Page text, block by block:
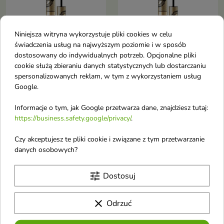
Eveline Variete
Wodoodporny Eyeliner
Błyszczący eyeliner dla osób
pełnych energii!
Eveline Variete
Błyszczący eyeliner dla osób
pełnych energii
Niniejsza witryna wykorzystuje pliki cookies w celu
świadczenia usług na najwyższym poziomie i w sposób
dostosowany do indywidualnych potrzeb. Opcjonalne pliki
cookie służą zbieraniu danych statystycznych lub dostarczaniu
spersonalizowanych reklam, w tym z wykorzystaniem usług
Google.
Informacje o tym, jak Google przetwarza dane, znajdziesz tutaj:
https://business.safety.google/privacy/.
Czy akceptujesz te pliki cookie i związane z tym przetwarzanie
danych osobowych?
tune Dostosuj
clear Odrzuć